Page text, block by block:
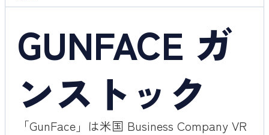
GUNFACE ガ
ンストック
「GunFace」は米国 Business Company VR